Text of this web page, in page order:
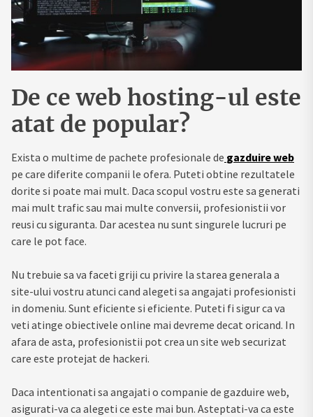
De ce web hosting-ul este
atat de popular?
Exista o multime de pachete profesionale de gazduire web
pe care diferite companii le ofera. Puteti obtine rezultatele
dorite si poate mai mult. Daca scopul vostru este sa generati
mai mult trafic sau mai multe conversii, profesionistii vor
reusi cu siguranta. Dar acestea nu sunt singurele lucruri pe
care le pot face.
Nu trebuie sa va faceti griji cu privire la starea generala a
site-ului vostru atunci cand alegeti sa angajati profesionisti
in domeniu. Sunt eficiente si eficiente. Puteti fi sigur ca va
veti atinge obiectivele online mai devreme decat oricand. In
afara de asta, profesionistii pot crea un site web securizat
care este protejat de hackeri.
Daca intentionati sa angajati o companie de gazduire web,
asigurati-va ca alegeti ce este mai bun. Asteptati-va ca este